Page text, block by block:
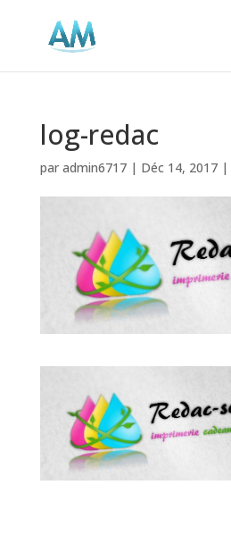
log-redac
par admin6717| Déc 14, 2017|